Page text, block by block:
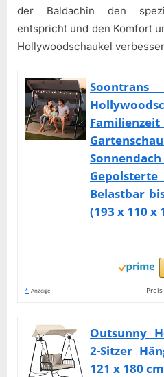
der Baldachin den
entspricht und den Komfort
Hollywoodschaukel
Belastbar
(193 x 110 x
* Anzeige
Outsunny
2-Sitzer
121 x 180